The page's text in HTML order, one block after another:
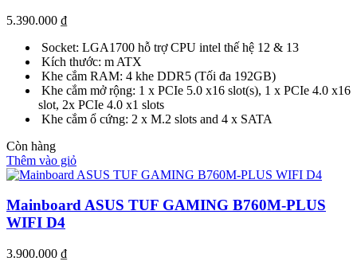
5.390.000 ₫
Socket: LGA1700 hỗ trợ CPU intel thế hệ 12 & 13
Kích thước: m ATX
Khe cắm RAM: 4 khe DDR5 (Tối đa 192GB)
Khe cắm mở rộng: 1 x PCIe 5.0 x16 slot(s), 1 x PCIe 4.0 x16
slot, 2x PCIe 4.0 x1 slots
Khe cắm ổ cứng: 2 x M.2 slots and 4 x SATA
Còn hàng
Thêm vào giỏ
Mainboard ASUS TUF GAMING B760M-PLUS
WIFI D4
3.900.000 ₫